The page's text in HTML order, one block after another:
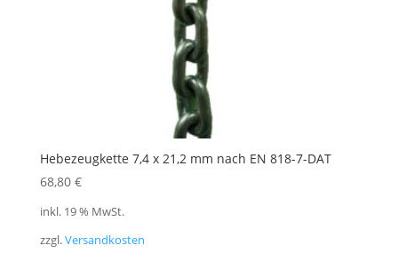
Hebezeugkette 7,4 x 21,2 mm nach EN 818-7-DAT
68,80 €
inkl. 19 % MwSt.
zzgl.Versandkosten